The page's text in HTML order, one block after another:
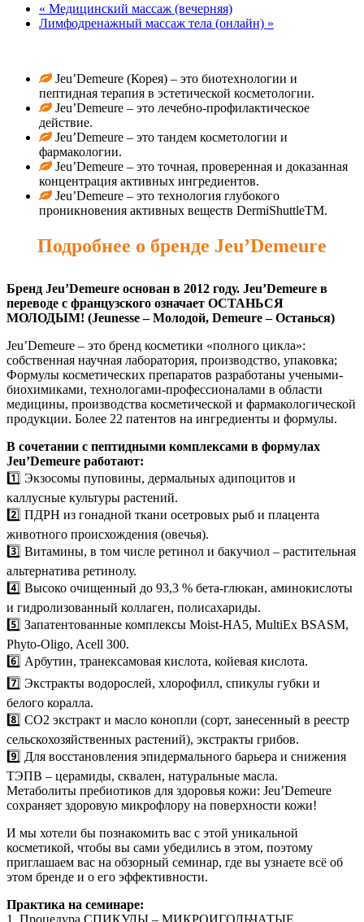
« Медицинский массаж (вечерняя)
Лимфодренажный массаж тела (онлайн) »
Jeu’Demeure (Корея) – это биотехнологии и
пептидная терапия в эстетической косметологии.
Jeu’Demeure – это лечебно-профилактическое
действие.
Jeu’Demeure – это тандем косметологии и
фармакологии.
Jeu’Demeure – это точная, проверенная и доказанная
концентрация активных ингредиентов.
Jeu’Demeure – это технология глубокого
проникновения активных веществ DermiShuttleTM.
Подробнее о бренде Jeu’Demeure
Бренд Jeu’Demeure основан в 2012 году. Jeu’Demeure в
переводе с французского означает ОСТАНЬСЯ
МОЛОДЫМ! (Jeunesse – Молодой, Demeure – Останься)
Jeu’Demeure – это бренд косметики «полного цикла»:
собственная научная лаборатория, производство, упаковка;
Формулы косметических препаратов разработаны учеными-
биохимиками, технологами-профессионалами в области
медицины, производства косметической и фармакологической
продукции. Более 22 патентов на ингредиенты и формулы.
В сочетании с пептидными комплексами в формулах
Jeu’Demeure работают:
1️⃣ Экзосомы пуповины, дермальных адипоцитов и
каллусные культуры растений.
2️⃣ ПДРН из гонадной ткани осетровых рыб и плацента
животного происхождения (овечья).
3️⃣ Витамины, в том числе ретинол и бакучиол – растительная
альтернатива ретинолу.
4️⃣ Высоко очищенный до 93,3 % бета-глюкан, аминокислоты
и гидролизованный коллаген, полисахариды.
5️⃣ Запатентованные комплексы Moist-HA5, MultiEx BSASM,
Phyto-Oligo, Acell 300.
6️⃣ Арбутин, транексамовая кислота, койевая кислота.
7️⃣ Экстракты водорослей, хлорофилл, спикулы губки и
белого коралла.
8️⃣ СО2 экстракт и масло конопли (сорт, занесенный в реестр
сельскохозяйственных растений), экстракты грибов.
9️⃣ Для восстановления эпидермального барьера и снижения
ТЭПВ – церамиды, сквален, натуральные масла.
Метаболиты прeбиотиков для здоровья кожи: Jeu’Demeure
сохраняет здоровую микрофлору на поверхности кожи!
И мы хотели бы познакомить вас с этой уникальной
косметикой, чтобы вы сами убедились в этом, поэтому
приглашаем вас на обзорный семинар, где вы узнаете всё об
этом бренде и о его эффективности.
Практика на семинаре:
1. Процедура СПИКУЛЫ – МИКРОИГОЛЬЧАТЫЕ